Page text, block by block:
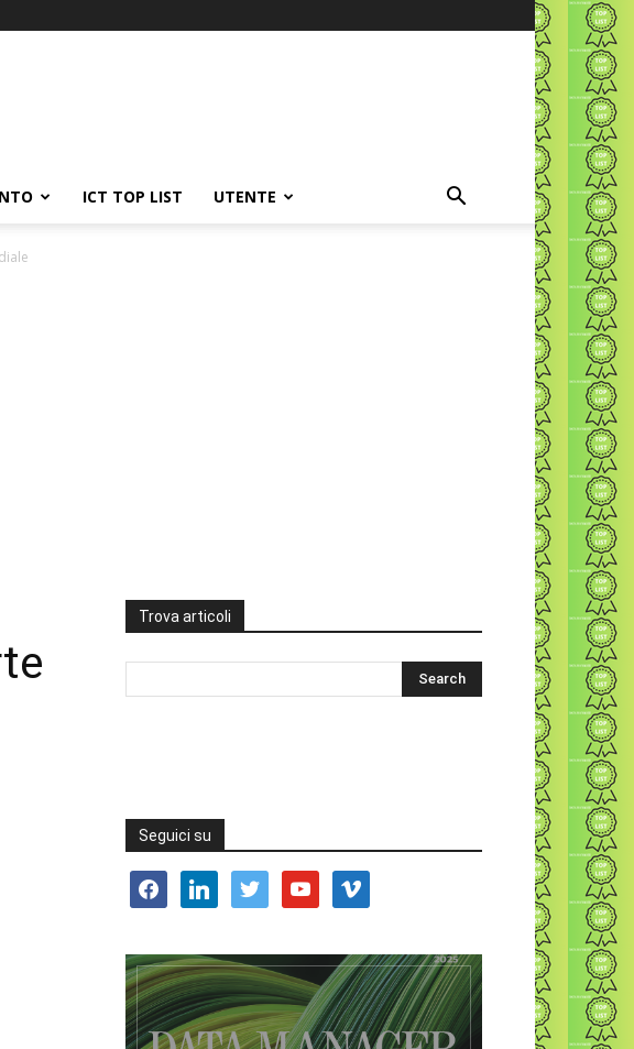
ICT TOP LIST UTENTE
Trova articoli
Seguici su
facebooklinkedin twitter youtube vimeo